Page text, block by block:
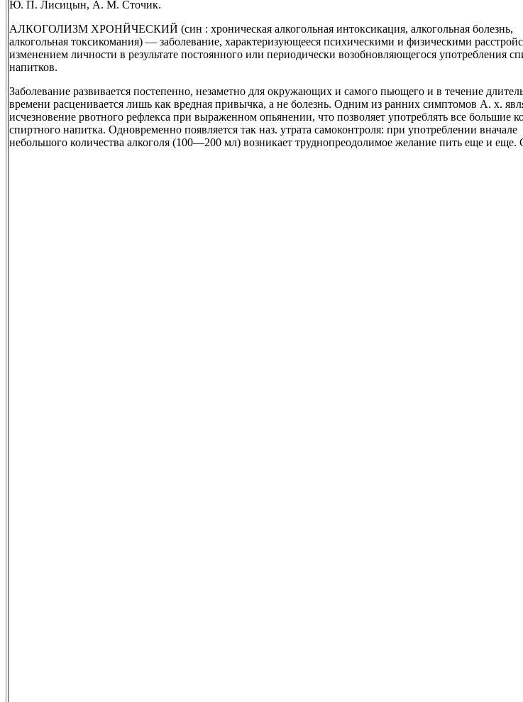
Ю. П. Лисицын, А. М. Сточик.
АЛКОГОЛИЗМ ХРОНЙЧЕСКИЙ (син : хроническая алкогольная интоксикация, алкогольная болезнь,
алкогольная токсикомания) — заболевание, характеризующееся психическими и физическими
изменением личности в результате постоянного или периодически возобновляющегося употребления
напитков.
Заболевание развивается постепенно, незаметно для окружающих и самого пьющего и в течение
времени расценивается лишь как вредная привычка, а не болезнь. Одним из ранних симптомов А. х.
исчезновение рвотного рефлекса при выраженном опьянении, что позволяет употреблять все большие
спиртного напитка. Одновременно появляется так наз. утрата самоконтроля: при употреблении вначале
небольшого количества алкоголя (100—200 мл) возникает труднопреодолимое желание пить еще и еще.